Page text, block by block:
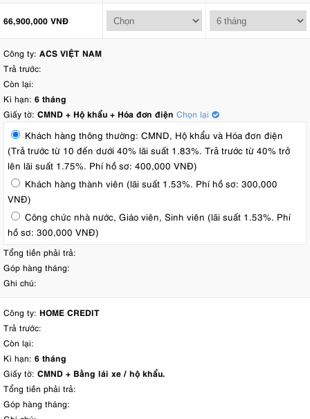
66,900,000 VNĐ
Công ty: ACS VIỆT NAM
Trả trước:
Còn lại:
Kì hạn: 6 tháng
Giấy tờ: CMND + Hộ khẩu + Hóa đơn điện Chọn lại
Khách hàng thông thường: CMND, Hộ khẩu và Hóa đơn điện
(Trả trước từ 10 đến dưới 40% lãi suất 1.83%. Trả trước từ 40% trở
lên lãi suất 1.75%. Phí hồ sơ: 400,000 VNĐ)
Khách hàng thành viên (lãi suất 1.53%. Phí hồ sơ: 300,000
VNĐ)
Công chức nhà nước, Giáo viên, Sinh viên (lãi suất 1.53%. Phí
hồ sơ: 300,000 VNĐ)
Tổng tiền phải trả:
Góp hàng tháng:
Ghi chú:
Công ty: HOME CREDIT
Trả trước:
Còn lại:
Kì hạn: 6 tháng
Giấy tờ: CMND + Bằng lái xe / hộ khẩu.
Tổng tiền phải trả:
Góp hàng tháng: